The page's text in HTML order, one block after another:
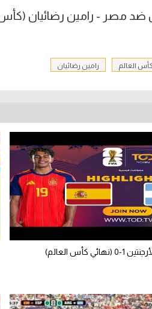
ضد مصر - رامين رضائيان (كأس
كأس العالم رامين رضائيان
كأس العالم)